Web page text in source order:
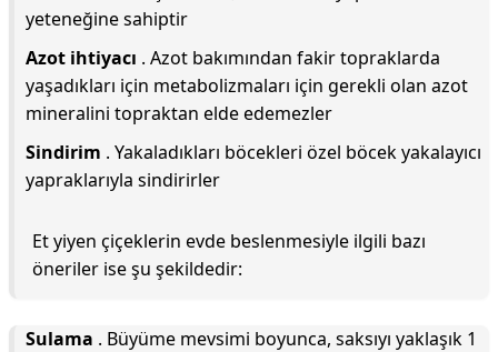
yeteneğine sahiptir
Azot ihtiyacı . Azot bakımından fakir topraklarda
yaşadıkları için metabolizmaları için gerekli olan azot
mineralini topraktan elde edemezler
Sindirim . Yakaladıkları böcekleri özel böcek yakalayıcı
yapraklarıyla sindirirler
Et yiyen çiçeklerin evde beslenmesiyle ilgili bazı
öneriler ise şu şekildedir:
Sulama . Büyüme mevsimi boyunca, saksıyı yaklaşık 1